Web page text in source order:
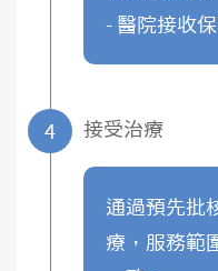
- 醫院接收
4 接受治療
通過預先批
療，服務範